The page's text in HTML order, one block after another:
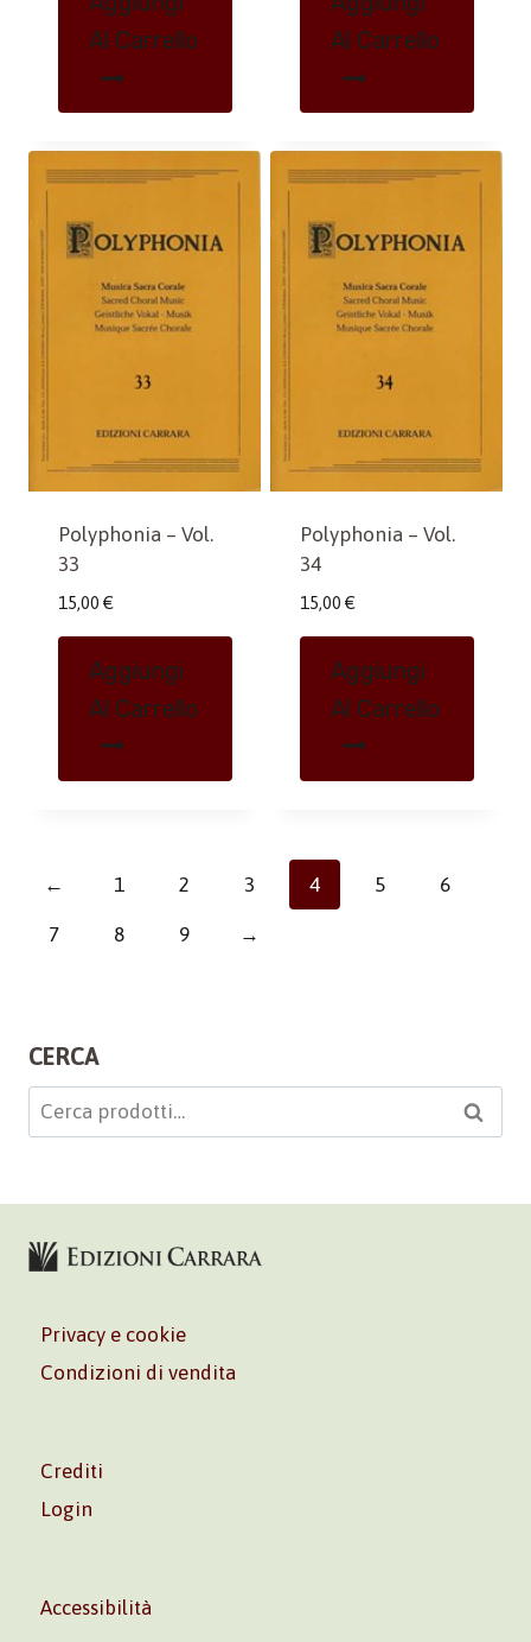
Al Carrello
Al Carrello
Polyphonia – Vol.
33
15,00 €
Aggiungi
Al Carrello
Polyphonia – Vol.
34
15,00 €
Aggiungi
Al Carrello
← 1 2 3 4 5 6
7 8 9 →
CERCA
Cerca: Cerca
Privacy e cookie
Condizioni di vendita
Crediti
Login
Accessibilità